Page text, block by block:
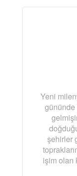
Yeni
gününde
şehirler
işim olan